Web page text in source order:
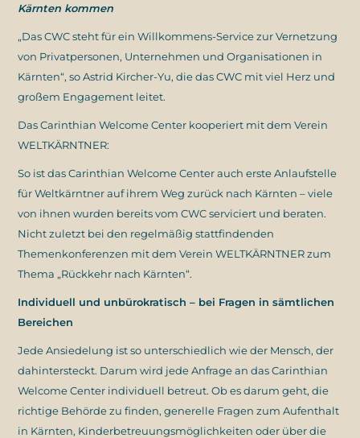
Kärnten kommen
„Das CWC steht für ein Willkommens-Service zur Vernetzung
von Privatpersonen, Unternehmen und Organisationen in
Kärnten“, so Astrid Kircher-Yu, die das CWC mit viel Herz und
großem Engagement leitet.
Das Carinthian Welcome Center kooperiert mit dem Verein
WELTKÄRNTNER:
So ist das Carinthian Welcome Center auch erste Anlaufstelle
für Weltkärntner auf ihrem Weg zurück nach Kärnten – viele
von ihnen wurden bereits vom CWC serviciert und beraten.
Nicht zuletzt bei den regelmäßig stattfindenden
Themenkonferenzen mit dem Verein WELTKÄRNTNER zum
Thema „Rückkehr nach Kärnten“.
Individuell und unbürokratisch – bei Fragen in sämtlichen
Bereichen
Jede Ansiedelung ist so unterschiedlich wie der Mensch, der
dahintersteckt. Darum wird jede Anfrage an das Carinthian
Welcome Center individuell betreut. Ob es darum geht, die
richtige Behörde zu finden, generelle Fragen zum Aufenthalt
in Kärnten, Kinderbetreuungsmöglichkeiten oder über die